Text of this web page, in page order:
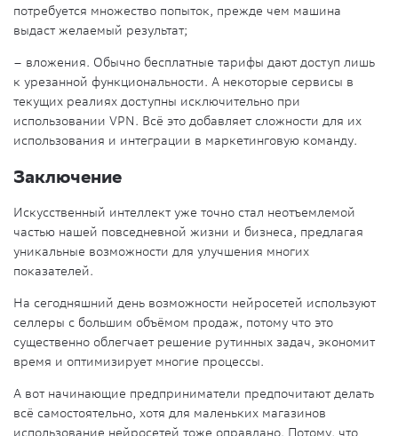
потребуется множество попыток, прежде чем машина
выдаст желаемый результат;
– вложения. Обычно бесплатные тарифы дают доступ лишь
к урезанной функциональности. А некоторые сервисы в
текущих реалиях доступны исключительно при
использовании VPN. Всё это добавляет сложности для их
использования и интеграции в маркетинговую команду.
Заключение
Искусственный интеллект уже точно стал неотъемлемой
частью нашей повседневной жизни и бизнеса, предлагая
уникальные возможности для улучшения многих
показателей.
На сегодняшний день возможности нейросетей используют
селлеры с большим объёмом продаж, потому что это
существенно облегчает решение рутинных задач, экономит
время и оптимизирует многие процессы.
А вот начинающие предприниматели предпочитают делать
всё самостоятельно, хотя для маленьких магазинов
использование нейросетей тоже оправдано. Потому, что